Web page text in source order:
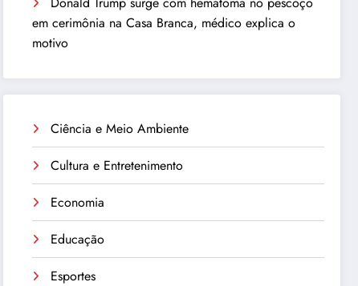
em cerimônia na Casa Branca, médico explica o
motivo
Ciência e Meio Ambiente
Cultura e Entretenimento
Economia
Educação
Esportes